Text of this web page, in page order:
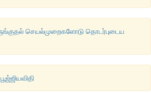
செயல்முறைகளோடு தொடர்புடைய